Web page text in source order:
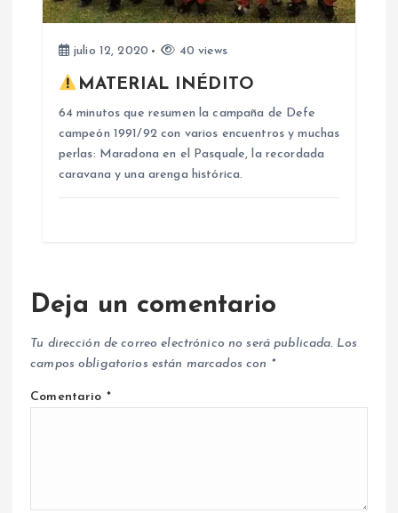
s
julio 12, 2020 40 views
MATERIAL INÉDITO
64 minutos que resumen la campaña de Defe
campeón 1991/92 con varios encuentros y muchas
perlas: Maradona en el Pasquale, la recordada
caravana y una arenga histórica.
Deja un comentario
Tu dirección de correo electrónico no será publicada. Los
campos obligatorios están marcados con *
Comentario *